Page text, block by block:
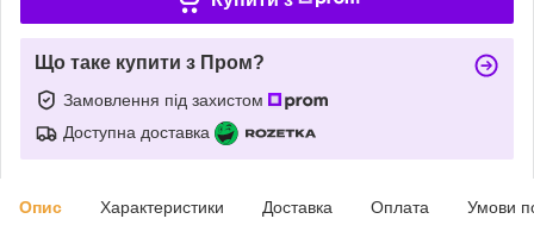
Що таке купити з Пром?
Замовлення під захистом
Доступна доставка
Опис Характеристики Доставка Оплата Умови